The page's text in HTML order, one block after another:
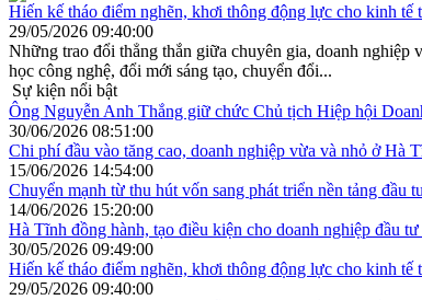
Hiến kế tháo điểm nghẽn, khơi thông động lực cho kinh tế
29/05/2026 09:40:00
Những trao đổi thẳng thắn giữa chuyên gia, doanh nghiệp
học công nghệ, đổi mới sáng tạo, chuyển đổi...
Sự kiện nổi bật
Ông Nguyễn Anh Thắng giữ chức Chủ tịch Hiệp hội
30/06/2026 08:51:00
Chi phí đầu vào tăng cao, doanh nghiệp vừa và nhỏ ở Hà
15/06/2026 14:54:00
Chuyển mạnh từ thu hút vốn sang phát triển nền tảng đầu
14/06/2026 15:20:00
Hà Tĩnh đồng hành, tạo điều kiện cho doanh nghiệp đầu tư
30/05/2026 09:49:00
Hiến kế tháo điểm nghẽn, khơi thông động lực cho kinh tế
29/05/2026 09:40:00